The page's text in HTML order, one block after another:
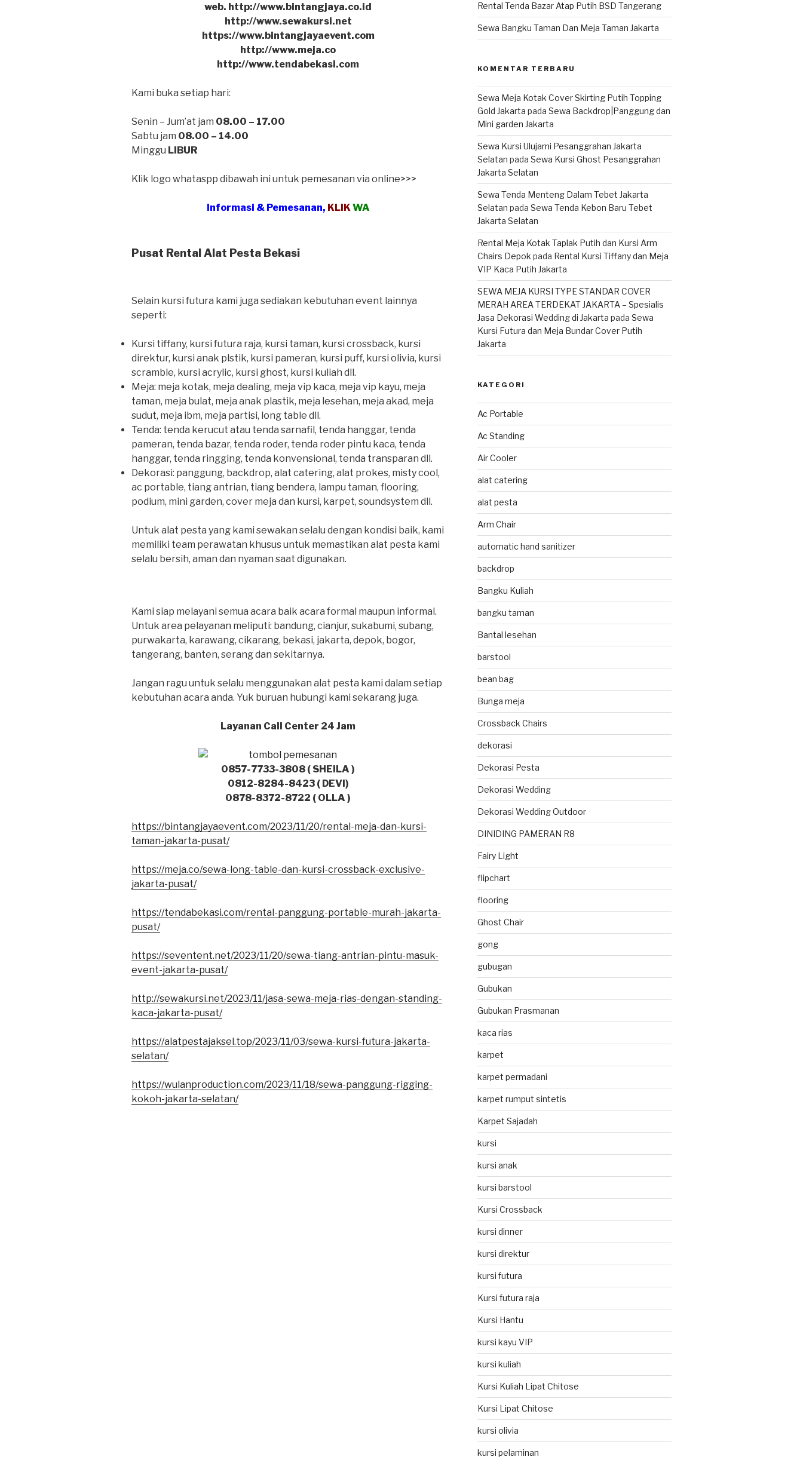
web. http://www.bintangjaya.co.id
http://www.sewakursi.net
https://www.bintangjayaevent.com
http://www.meja.co
http://www.tendabekasi.com
Kami buka setiap hari:
Senin – Jum’at jam 08.00 – 17.00
Sabtu jam 08.00 – 14.00
Minggu LIBUR
Klik logo whataspp dibawah ini untuk pemesanan via online>>>
Informasi & Pemesanan, KLIKWA
Pusat Rental Alat Pesta Bekasi
Selain kursi futura kami juga sediakan kebutuhan event lainnya
seperti:
Kursi tiffany, kursi futura raja, kursi taman, kursi crossback, kursi
direktur, kursi anak plstik, kursi pameran, kursi puff, kursi olivia, kursi
scramble, kursi acrylic, kursi ghost, kursi kuliah dll.
Meja: meja kotak, meja dealing, meja vip kaca, meja vip kayu, meja
taman, meja bulat, meja anak plastik, meja lesehan, meja akad, meja
sudut, meja ibm, meja partisi, long table dll.
Tenda: tenda kerucut atau tenda sarnafil, tenda hanggar, tenda
pameran, tenda bazar, tenda roder, tenda roder pintu kaca, tenda
hanggar, tenda ringging, tenda konvensional, tenda transparan dll.
Dekorasi: panggung, backdrop, alat catering, alat prokes, misty cool,
ac portable, tiang antrian, tiang bendera, lampu taman, flooring,
podium, mini garden, cover meja dan kursi, karpet, soundsystem dll.
Untuk alat pesta yang kami sewakan selalu dengan kondisi baik, kami
memiliki team perawatan khusus untuk memastikan alat pesta kami
selalu bersih, aman dan nyaman saat digunakan.
Kami siap melayani semua acara baik acara formal maupun informal.
Untuk area pelayanan meliputi: bandung, cianjur, sukabumi, subang,
purwakarta, karawang, cikarang, bekasi, jakarta, depok, bogor,
tangerang, banten, serang dan sekitarnya.
Jangan ragu untuk selalu menggunakan alat pesta kami dalam setiap
kebutuhan acara anda. Yuk buruan hubungi kami sekarang juga.
Layanan Call Center 24 Jam
0857-7733-3808 ( SHEILA )
0812-8284-8423 ( DEVI)
0878-8372-8722 ( OLLA )
https://bintangjayaevent.com/2023/11/20/rental-meja-dan-kursi-
taman-jakarta-pusat/
https://meja.co/sewa-long-table-dan-kursi-crossback-exclusive-
jakarta-pusat/
https://tendabekasi.com/rental-panggung-portable-murah-jakarta-
pusat/
https://seventent.net/2023/11/20/sewa-tiang-antrian-pintu-masuk-
event-jakarta-pusat/
http://sewakursi.net/2023/11/jasa-sewa-meja-rias-dengan-standing-
kaca-jakarta-pusat/
https://alatpestajaksel.top/2023/11/03/sewa-kursi-futura-jakarta-
selatan/
https://wulanproduction.com/2023/11/18/sewa-panggung-rigging-
kokoh-jakarta-selatan/
Rental Tenda Bazar Atap Putih BSD Tangerang
Sewa Bangku Taman Dan Meja Taman Jakarta
KOMENTAR TERBARU
Sewa Meja Kotak Cover Skirting Putih Topping
Gold Jakarta pada Sewa Backdrop|Panggung dan
Mini garden Jakarta
Sewa Kursi Ulujami Pesanggrahan Jakarta
Selatan pada Sewa Kursi Ghost Pesanggrahan
Jakarta Selatan
Sewa Tenda Menteng Dalam Tebet Jakarta
Selatan pada Sewa Tenda Kebon Baru Tebet
Jakarta Selatan
Rental Meja Kotak Taplak Putih dan Kursi Arm
Chairs Depok pada Rental Kursi Tiffany dan Meja
VIP Kaca Putih Jakarta
SEWA MEJA KURSI TYPE STANDAR COVER
MERAH AREA TERDEKAT JAKARTA – Spesialis
Jasa Dekorasi Wedding di Jakarta pada Sewa
Kursi Futura dan Meja Bundar Cover Putih
Jakarta
KATEGORI
Ac Portable
Ac Standing
Air Cooler
alat catering
alat pesta
Arm Chair
automatic hand sanitizer
backdrop
Bangku Kuliah
bangku taman
Bantal lesehan
barstool
bean bag
Bunga meja
Crossback Chairs
dekorasi
Dekorasi Pesta
Dekorasi Wedding
Dekorasi Wedding Outdoor
DINIDING PAMERAN R8
Fairy Light
flipchart
flooring
Ghost Chair
gong
gubugan
Gubukan
Gubukan Prasmanan
kaca rias
karpet
karpet permadani
karpet rumput sintetis
Karpet Sajadah
kursi
kursi anak
kursi barstool
Kursi Crossback
kursi dinner
kursi direktur
kursi futura
Kursi futura raja
Kursi Hantu
kursi kayu VIP
kursi kuliah
Kursi Kuliah Lipat Chitose
Kursi Lipat Chitose
kursi olivia
kursi pelaminan